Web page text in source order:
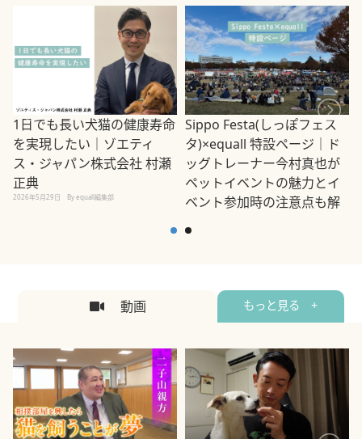
1日でも長い犬猫の健康寿命
を実現したい｜ゾエティ
ス・ジャパン株式会社 村瀬
正典
2026年5月29日 By equall編集部
Sippo Festa(しっぽフェス
タ)×equall 特設ページ｜ド
ッグトレーナー今村真也が
ペットイベントの魅力とイ
ベント参加時の注意点も解
2026年5月12日
動画 もっと見る +